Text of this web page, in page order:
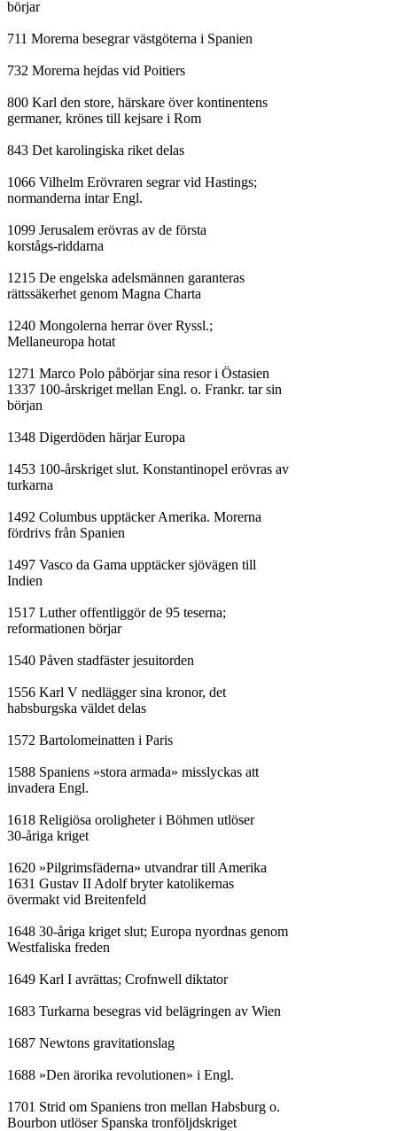
börjar
711 Morerna besegrar västgöterna i Spanien
732 Morerna hejdas vid Poitiers
800 Karl den store, härskare över kontinentens
germaner, krönes till kejsare i Rom
843 Det karolingiska riket delas
1066 Vilhelm Erövraren segrar vid Hastings;
normanderna intar Engl.
1099 Jerusalem erövras av de första
korstågs-riddarna
1215 De engelska adelsmännen garanteras
rättssäkerhet genom Magna Charta
1240 Mongolerna herrar över Ryssl.;
Mellaneuropa hotat
1271 Marco Polo påbörjar sina resor i Östasien
1337 100-årskriget mellan Engl. o. Frankr. tar sin
början
1348 Digerdöden härjar Europa
1453 100-årskriget slut. Konstantinopel erövras av
turkarna
1492 Columbus upptäcker Amerika. Morerna
fördrivs från Spanien
1497 Vasco da Gama upptäcker sjövägen till
Indien
1517 Luther offentliggör de 95 teserna;
reformationen börjar
1540 Påven stadfäster jesuitorden
1556 Karl V nedlägger sina kronor, det
habsburgska väldet delas
1572 Bartolomeinatten i Paris
1588 Spaniens »stora armada» misslyckas att
invadera Engl.
1618 Religiösa oroligheter i Böhmen utlöser
30-åriga kriget
1620 »Pilgrimsfäderna» utvandrar till Amerika
1631 Gustav II Adolf bryter katolikernas
övermakt vid Breitenfeld
1648 30-åriga kriget slut; Europa nyordnas genom
Westfaliska freden
1649 Karl I avrättas; Crofnwell diktator
1683 Turkarna besegras vid belägringen av Wien
1687 Newtons gravitationslag
1688 »Den ärorika revolutionen» i Engl.
1701 Strid om Spaniens tron mellan Habsburg o.
Bourbon utlöser Spanska tronföljdskriget